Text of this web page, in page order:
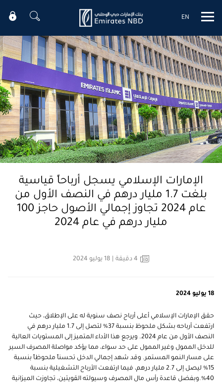
Mobile menu
EN
الإمارات الإسلامي يسجل أرباحاً قياسية
بلغت 1.7 مليار درهم في النصف الأول من
عام 2024 تجاوز إجمالي الأصول حاجز 100
مليار درهم في عام 2024
4 دقيقة
18 يوليو 2024
حقق الإمارات الإسلامي أعلى أرباح نصف سنوية له على الإطلاق، حيث
ارتفعت أرباحه بشكل ملحوظ بنسبة 37% لتصل إلى 1.7 مليار درهم في
النصف الأول من عام 2024. ويرجع هذا الأداء المتميز إلى المستويات العالية
للدخل الممول وغير الممول على حد سواء، مما يؤكد مواصلة المصرف السير
على مسار النمو المستمر. وقد شهد إجمالي الدخل تحسناً ملحوظاً بنسبة
15% ليصل إلى 2.7 مليار درهم، فيما ارتفعت الأرباح التشغيلية بنسبة
40%
.وبفضل قاعدة رأس مال المصرف وسيولته القويتين، تجاوزت الميزانية